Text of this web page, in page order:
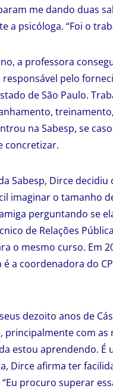
me dando duas
a psicóloga. “Foi o
a professora
pelo
de São Paulo.
na Sabesp, se
concretizar.
Sabesp, Dirce
imaginar o tamanho
perguntando se
de Relações
o mesmo curso. Em
é a coordenadora do
dezoito anos de
principalmente com as
estou aprendendo. É
Dirce afirma ter
procuro superar